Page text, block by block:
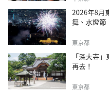
2026年8月
舞、水燈節
東京都
「深大寺
再去！
東京都